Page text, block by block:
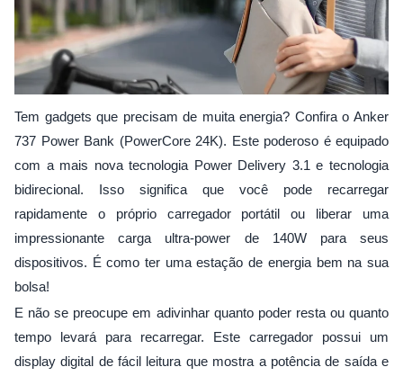
Tem gadgets que precisam de muita energia? Confira o Anker
737 Power Bank (PowerCore 24K). Este poderoso é equipado
com a mais nova tecnologia Power Delivery 3.1 e tecnologia
bidirecional. Isso significa que você pode recarregar
rapidamente o próprio carregador portátil ou liberar uma
impressionante carga ultra-power de 140W para seus
dispositivos. É como ter uma estação de energia bem na sua
bolsa!
E não se preocupe em adivinhar quanto poder resta ou quanto
tempo levará para recarregar. Este carregador possui um
display digital de fácil leitura que mostra a potência de saída e